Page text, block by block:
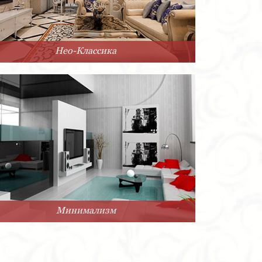
Нео-Классика
Минимализм